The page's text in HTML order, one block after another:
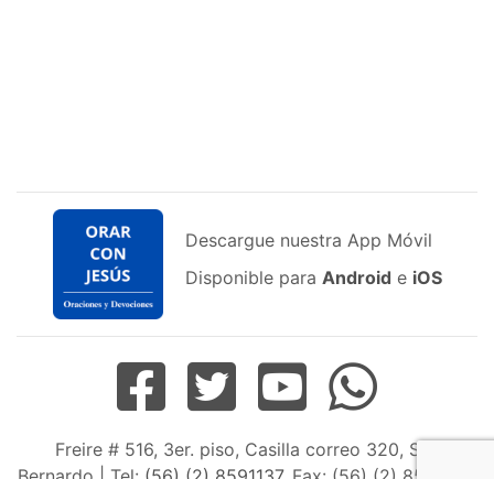
Descargue nuestra App Móvil
Disponible para Android e iOS
Freire # 516, 3er. piso, Casilla correo 320, San